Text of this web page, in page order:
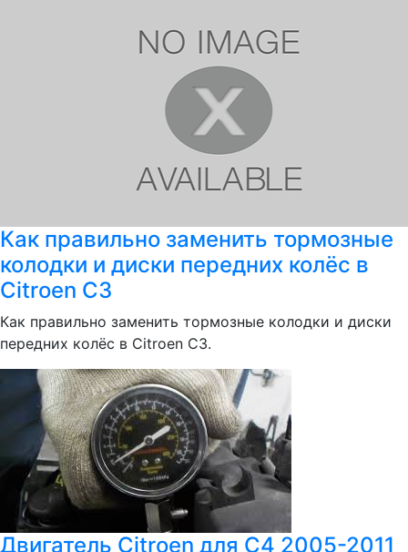
Как правильно заменить тормозные
колодки и диски передних колёс в
Citroen C3
Как правильно заменить тормозные колодки и диски
передних колёс в Citroen C3.
Двигатель Citroen для C4 2005-2011